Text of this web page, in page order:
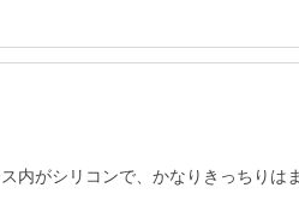
がシリコンで、かなりきっちり